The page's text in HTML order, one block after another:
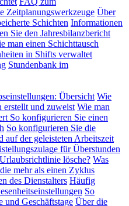
Zeitplanungswerkzeuge Über
Schichten Informationen
Sie den Jahresbilanzbericht
man einen Schichttausch
in Shifts verwaltet
Stundenbank im
Übersicht Wie
erstellt und zuweist Wie man
So konfigurieren Sie einen
So konfigurieren Sie die
auf der geleisteten Arbeitszeit
für Überstunden
lösche? Was
mehr als einen Zyklus
des Dienstalters Häufig
So
und Geschäftstage Über die